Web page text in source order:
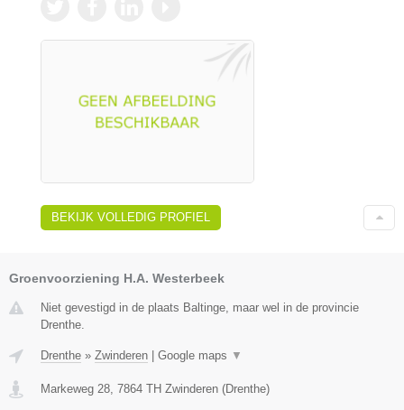
BEKIJK VOLLEDIG PROFIEL
Groenvoorziening H.A. Westerbeek
Niet gevestigd in de plaats Baltinge, maar wel in de provincie
Drenthe.
Drenthe » Zwinderen | Google maps ▼
Markeweg 28 7864 TH Zwinderen (Drenthe)